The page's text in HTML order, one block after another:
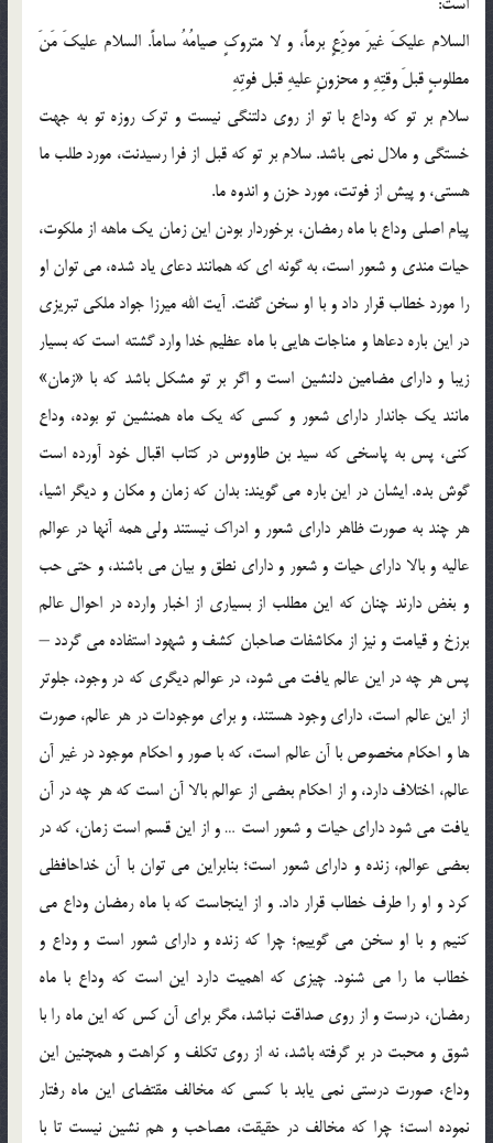
السلام عليكَ غيرَ مودِّعٍ برماً، و لا متروكٍ صيامُهُ ساماً. السلام عليكَ مَنَ
مطلوبٍ قبلَ وقتِهِ و محزونٍ عليهِ قبل فوتِهِ
سلام بر تو كه وداع با تو از روي دلتنگي نيست و ترك روزه تو به جهت
خستگي و ملال نمي باشد. سلام بر تو كه قبل از فرا رسيدنت، مورد طلب ما
هستي، و پيش از فوتت، مورد حزن و اندوه ما.
پيام اصلي وداع با ماه رمضان، برخوردار بودن اين زمان يك ماهه از ملكوت،
حيات مندي و شعور است، به گونه اي كه همانند دعاي ياد شده، مي توان او
را مورد خطاب قرار داد و با او سخن گفت. آيت الله ميرزا جواد ملكي تبريزي
در اين باره دعاها و مناجات هايي با ماه عظيم خدا وارد گشته است كه بسيار
زيبا و داراي مضامين دلنشين است و اگر بر تو مشكل باشد كه با «زمان»
مانند يك جاندار داراي شعور و كسي كه يك ماه همنشين تو بوده، وداع
كني، پس به پاسخي كه سيد بن طاووس در كتاب اقبال خود آورده است
گوش بده. ايشان در اين باره مي گويند: بدان كه زمان و مكان و ديگر اشيا،
هر چند به صورت ظاهر داراي شعور و ادراك نيستند ولي همه آنها در عوالم
عاليه و بالا داراي حيات و شعور و داراي نطق و بيان مي باشند، و حتي حب
و بغض دارند چنان كه اين مطلب از بسياري از اخبار وارده در احوال عالم
برزخ و قيامت و نيز از مكاشفات صاحبان كشف و شهود استفاده مي گردد –
پس هر چه در اين عالم يافت مي شود، در عوالم ديگري كه در وجود، جلوتر
از اين عالم است، داراي وجود هستند، و براي موجودات در هر عالم، صورت
ها و احكام مخصوص با آن عالم است، كه با صور و احكام موجود در غير آن
عالم، اختلاف دارد، و از احكام بعضي از عوالم بالا آن است كه هر چه در آن
يافت مي شود داراي حيات و شعور است … و از اين قسم است زمان، كه در
بعضي عوالم، زنده و داراي شعور است؛ بنابراين مي توان با آن خداحافظي
كرد و او را طرف خطاب قرار داد. و از اينجاست كه با ماه رمضان وداع مي
كنيم و با او سخن مي گوييم؛ چرا كه زنده و داراي شعور است و وداع و
خطاب ما را مي شنود. چيزي كه اهميت دارد اين است كه وداع با ماه
رمضان، درست و از روي صداقت نباشد، مگر براي آن كس كه اين ماه را با
شوق و محبت در بر گرفته باشد، نه از روي تكلف و كراهت و همچنين اين
وداع، صورت درستي نمي يابد با كسي كه مخالف مقتضاي اين ماه رفتار
نموده است؛ چرا كه مخالف در حقيقت، مصاحب و هم نشين نيست تا با